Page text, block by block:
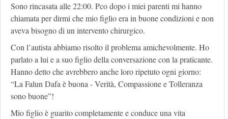
Sono rincasata alle 22:00. Pco dopo i miei parenti mi hanno
chiamata per dirmi che mio figlio era in buone condizioni e non
aveva bisogno di un intervento chirurgico.
Con l’autista abbiamo risolto il problema amichevolmente. Ho
parlato a lui e a suo figlio della conversazione con la praticante.
Hanno detto che avrebbero anche loro ripetuto ogni giorno:
“La Falun Dafa è buona - Verità, Compassione e Tolleranza
sono buone”!
Mio figlio è guarito completamente e conduce una vita